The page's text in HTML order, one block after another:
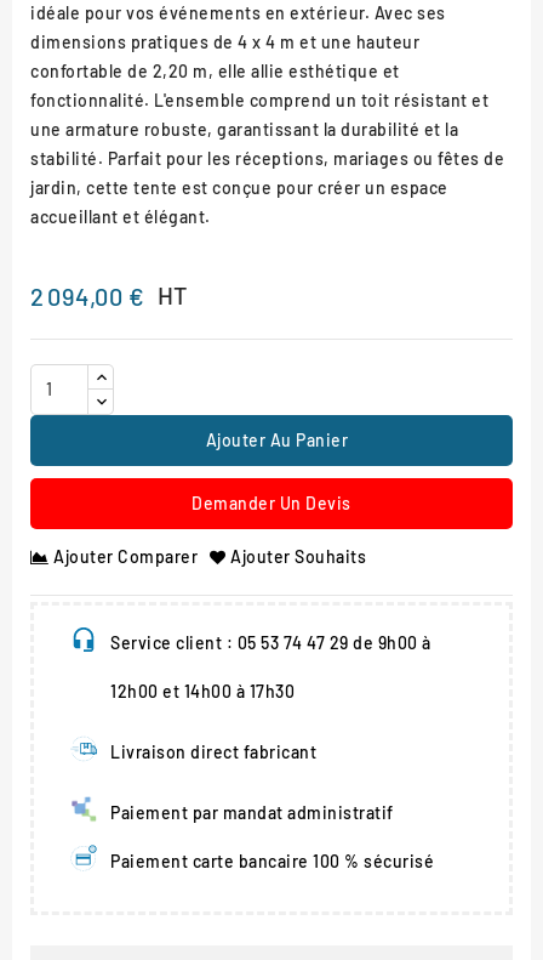
idéale pour vos événements en extérieur. Avec ses
dimensions pratiques de 4 x 4 m et une hauteur
confortable de 2,20 m, elle allie esthétique et
fonctionnalité. L'ensemble comprend un toit résistant et
une armature robuste, garantissant la durabilité et la
stabilité. Parfait pour les réceptions, mariages ou fêtes de
jardin, cette tente est conçue pour créer un espace
accueillant et élégant.
2 094,00 € HT
Ajouter Au Panier
Demander Un Devis
Ajouter Comparer Ajouter Souhaits
Service client : 05 53 74 47 29 de 9h00 à
12h00 et 14h00 à 17h30
Livraison direct fabricant
Paiement par mandat administratif
Paiement carte bancaire 100 % sécurisé